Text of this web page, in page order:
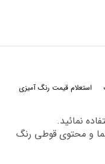
استعلام قیمت رنگ آمیزی
نمائید.
و محتوی قوطی رنگ